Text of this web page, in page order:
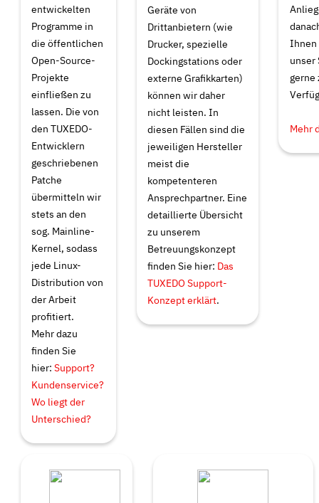
entwickelten
Programme in
die öffentlichen
Open-Source-
Projekte
einfließen zu
lassen. Die von
den TUXEDO-
Entwicklern
geschriebenen
Patche
übermitteln wir
stets an den
sog. Mainline-
Kernel, sodass
jede Linux-
Distribution von
der Arbeit
profitiert.
Mehr dazu
finden Sie
hier:Support?
Kundenservice?
Wo liegt der
Unterschied?
Geräte von
Drittanbietern (wie
Drucker, spezielle
Dockingstations oder
externe Grafikkarten)
können wir daher
nicht leisten. In
diesen Fällen sind die
jeweiligen Hersteller
meist die
kompetenteren
Ansprechpartner. Eine
detaillierte Übersicht
zu unserem
Betreuungskonzept
finden Sie hier: Das
TUXEDO Support-
Konzept erklärt.
Ihnen
unser
gerne
Mehr